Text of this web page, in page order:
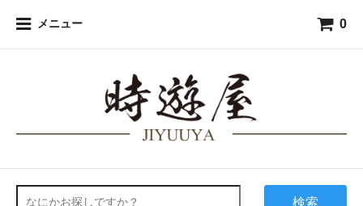
メニュー 0
検索